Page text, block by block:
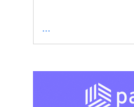
...